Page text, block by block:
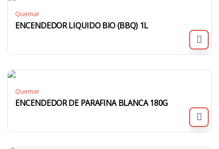
Quemar
ENCENDEDOR LIQUIDO BIO (BBQ) 1L
Quemar
ENCENDEDOR DE PARAFINA BLANCA 180G